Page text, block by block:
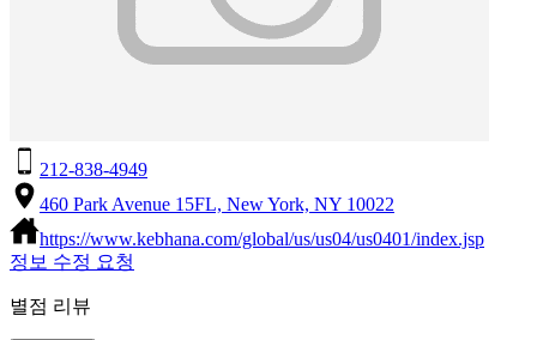
212-838-4949
460 Park Avenue 15FL, New York, NY 10022
https://www.kebhana.com/global/us/us04/us0401/index.jsp
정보 수정 요청
별점 리뷰